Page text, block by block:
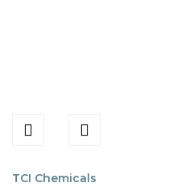
TCI Chemicals